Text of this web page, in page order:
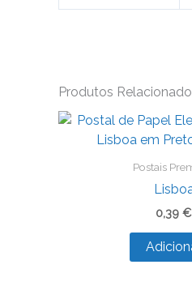
Produtos
Postais
0,39 €